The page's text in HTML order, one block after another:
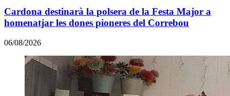
Cardona destinarà la polsera de la Festa Major a
homenatjar les dones pioneres del Correbou
06/08/2026